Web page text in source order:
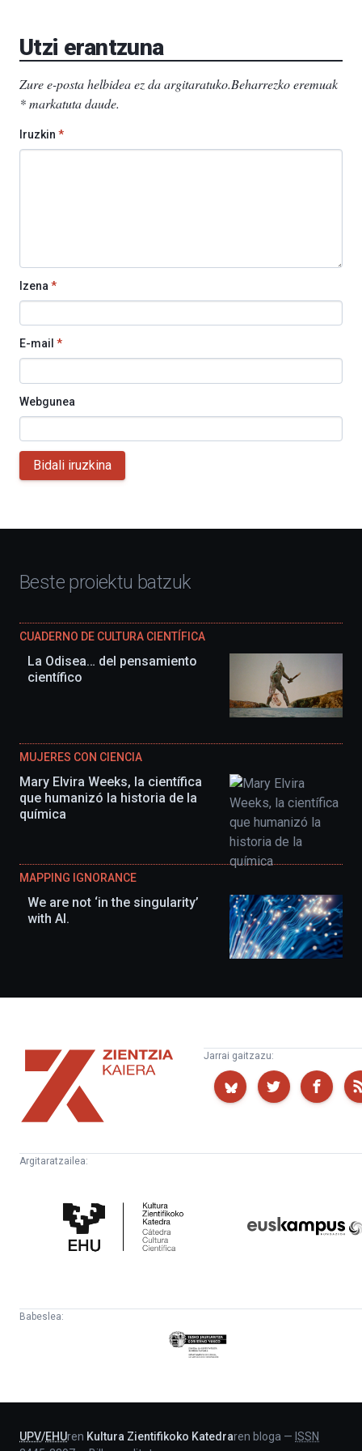
Utzi erantzuna
Zure e-posta helbidea ez da argitaratuko.Beharrezko eremuak
*markatuta daude.
Iruzkin *
Izena *
E-mail *
Webgunea
Bidali iruzkina
Beste proiektu batzuk
CUADERNO DE CULTURA CIENTÍFICA
La Odisea… del pensamiento
científico
MUJERES CON CIENCIA
Mary Elvira Weeks, la científica
que humanizó la historia de la
química
MAPPING IGNORANCE
We are not ‘in the singularity’
with AI.
Zientzia
Kaiera
Jarrai gaitzazu:
Argitaratzailea:
Zientifikoko
Katedra
Babeslea:
Eusko
Jaurlaritza
UPV/EHUren Kultura Zientifikoko Katedraren bloga — ISSN